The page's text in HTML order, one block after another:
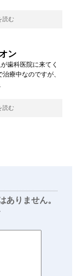
読む
ン
歯科医院に来てく
療中なのですが、
読む
ありません。